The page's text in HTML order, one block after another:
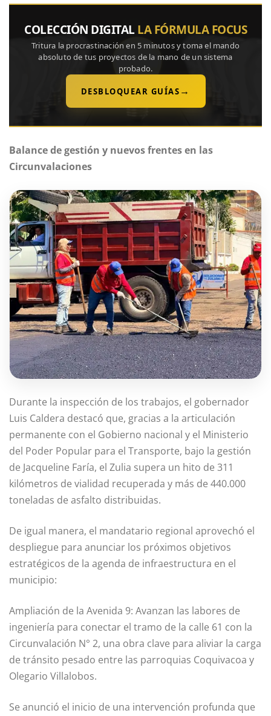
COLECCIÓN DIGITAL LA FÓRMULA FOCUS
Tritura la procrastinación en 5 minutos y toma el mando
absoluto de tus proyectos de la mano de un sistema
probado.
DESBLOQUEAR GUÍAS →
Balance de gestión y nuevos frentes en las
Circunvalaciones
Durante la inspección de los trabajos, el gobernador
Luis Caldera destacó que, gracias a la articulación
permanente con el Gobierno nacional y el Ministerio
del Poder Popular para el Transporte, bajo la gestión
de Jacqueline Faría, el Zulia supera un hito de 311
kilómetros de vialidad recuperada y más de 440.000
toneladas de asfalto distribuidas.
De igual manera, el mandatario regional aprovechó el
despliegue para anunciar los próximos objetivos
estratégicos de la agenda de infraestructura en el
municipio:
Ampliación de la Avenida 9: Avanzan las labores de
ingeniería para conectar el tramo de la calle 61 con la
Circunvalación N° 2, una obra clave para aliviar la carga
de tránsito pesado entre las parroquias Coquivacoa y
Olegario Villalobos.
Se anunció el inicio de una intervención profunda que